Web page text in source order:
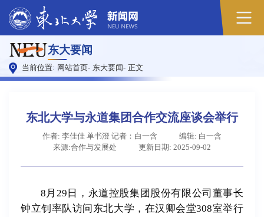
东大要闻
当前位置: 网站首页- 东大要闻- 正文
东北大学与永道集团合作交流座谈会举行
作者: 李佳佳 单书澄 记者：白一含
编辑: 白一含
来源:合作与发展处
更新日期: 2025-09-02
8月29日，永道控股集团股份有限公司董事长
钟立钊率队访问东北大学，在汉卿会堂308室举行
原